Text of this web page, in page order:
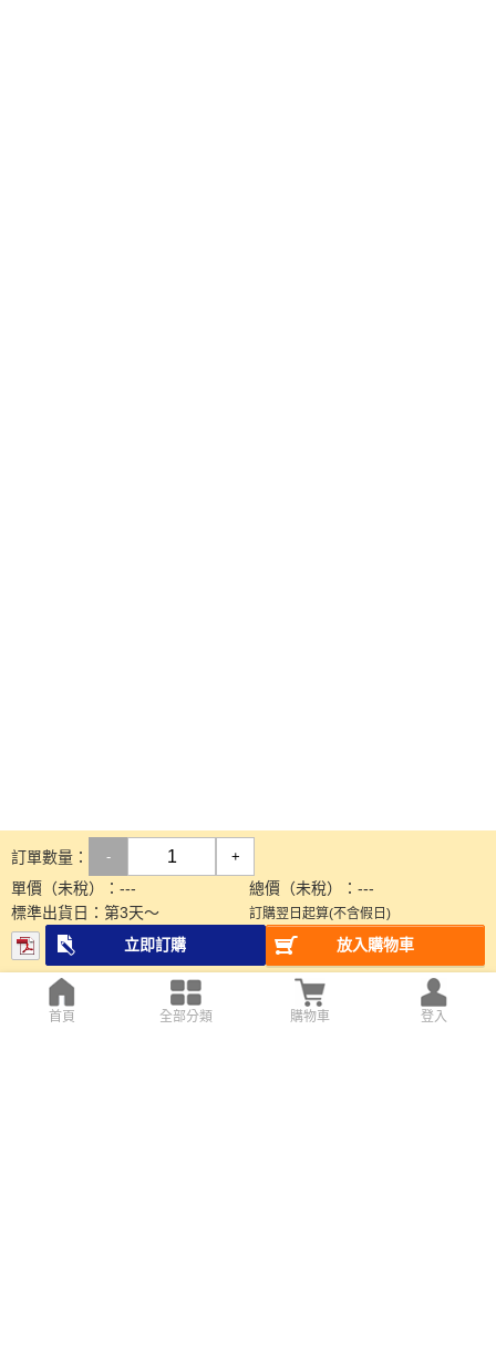
訂單數量： - +
單價（未稅）： --- 總價（未稅）： ---
標準出貨日： 第3天～ 訂購翌日起算(不含假日)
立即訂購 放入購物車
首頁 全部分類 購物車 登入